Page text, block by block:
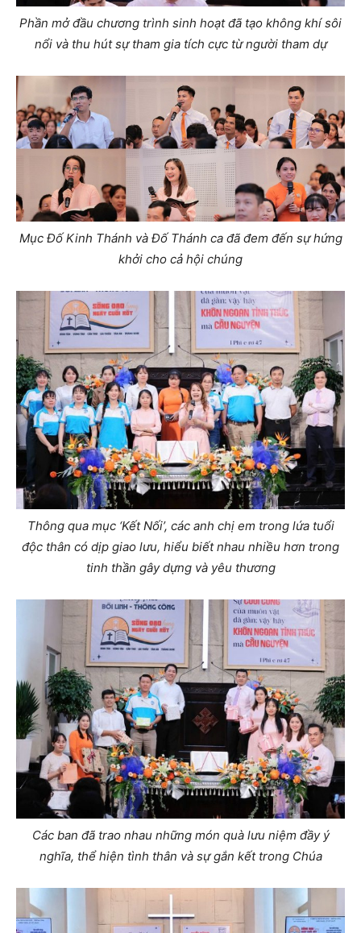
Phần mở đầu chương trình sinh hoạt đã tạo không khí sôi
nổi và thu hút sự tham gia tích cực từ người tham dự
Mục Đố Kinh Thánh và Đố Thánh ca đã đem đến sự hứng
khởi cho cả hội chúng
Thông qua mục ‘Kết Nối’, các anh chị em trong lứa tuổi
độc thân có dịp giao lưu, hiểu biết nhau nhiều hơn trong
tinh thần gây dựng và yêu thương
Các ban đã trao nhau những món quà lưu niệm đầy ý
nghĩa, thể hiện tình thân và sự gắn kết trong Chúa